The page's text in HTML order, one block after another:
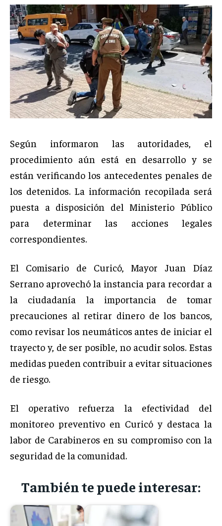
Según informaron las autoridades, el
procedimiento aún está en desarrollo y se
están verificando los antecedentes penales de
los detenidos. La información recopilada será
puesta a disposición del Ministerio Público
para determinar las acciones legales
correspondientes.
El Comisario de Curicó, Mayor Juan Díaz
Serrano aprovechó la instancia para recordar a
la ciudadanía la importancia de tomar
precauciones al retirar dinero de los bancos,
como revisar los neumáticos antes de iniciar el
trayecto y, de ser posible, no acudir solos. Estas
medidas pueden contribuir a evitar situaciones
de riesgo.
El operativo refuerza la efectividad del
monitoreo preventivo en Curicó y destaca la
labor de Carabineros en su compromiso con la
seguridad de la comunidad.
También te puede interesar: